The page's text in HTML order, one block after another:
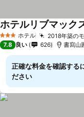
3 ホテルのランク
ホテル 2018年築の
ホテルリブマック
7.8 良い 626 書寫山
正確な料金を確認する
ださい